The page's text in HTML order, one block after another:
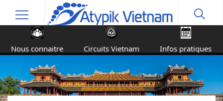
Nous connaitre Circuits Vietnam Infos pratiques